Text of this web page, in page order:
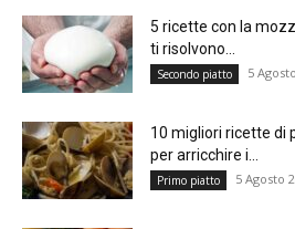
5 ricette con la
ti risolvono...
Secondo piatto 5
10 migliori ricette di
per arricchire i...
Primo piatto 5 Agosto